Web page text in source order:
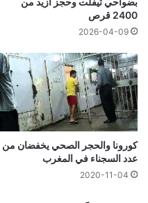
2400 قرص
2026-04-09
كورونا والحجر الصحي يخفضان من
عدد السجناء في المغرب
2020-11-04